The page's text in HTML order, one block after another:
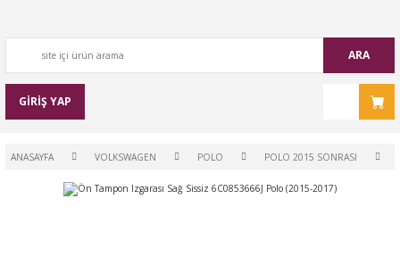
ARA
GİRİŞ YAP
ANASAYFA VOLKSWAGEN POLO POLO 2015 SONRASI